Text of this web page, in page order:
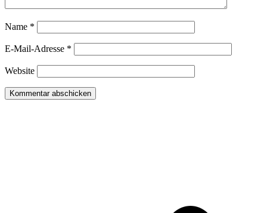
Name *
E-Mail-Adresse *
Website